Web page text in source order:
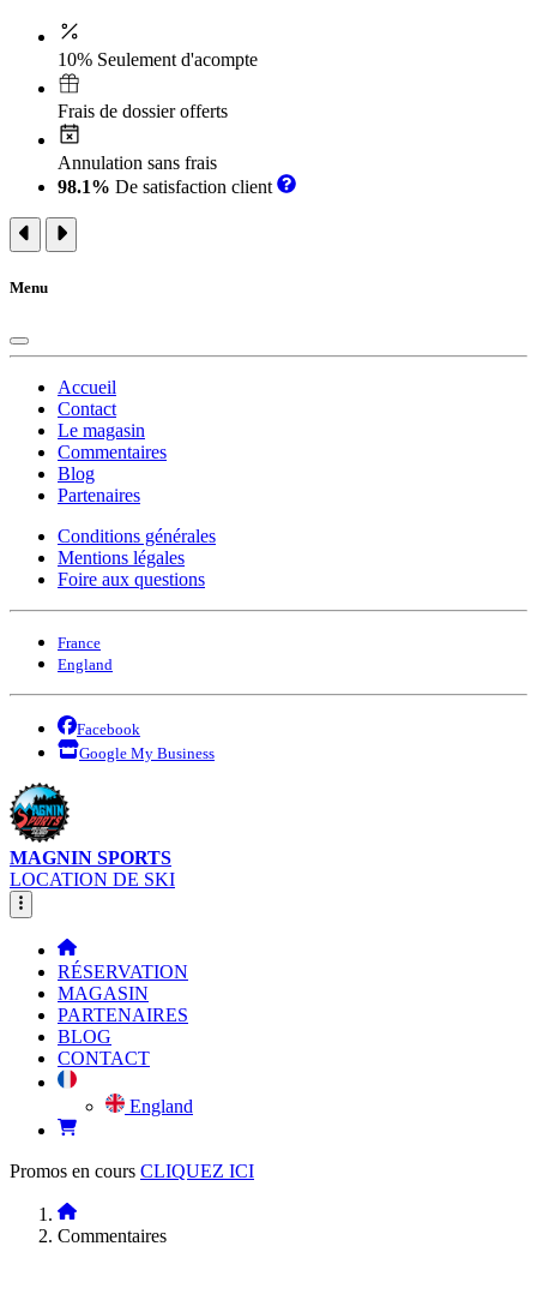
10% Seulement d'acompte
Frais de dossier offerts
Annulation sans frais
98.1% De satisfaction client
Menu
Accueil
Contact
Le magasin
Commentaires
Blog
Partenaires
Conditions générales
Mentions légales
Foire aux questions
France
England
Facebook
Google My Business
MAGNIN SPORTS
LOCATION DE SKI
RÉSERVATION
MAGASIN
PARTENAIRES
BLOG
CONTACT
England
Promos en cours CLIQUEZ ICI
Commentaires